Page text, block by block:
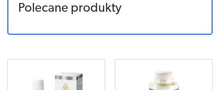
Polecane produkty